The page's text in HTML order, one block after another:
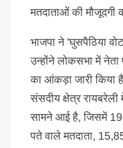
मतदाताओं की मौजूदगी
भाजपा ने 'घुसपैठिया
उन्होंने लोकसभा में नेता
का आंकड़ा जारी किया
संसदीय क्षेत्र
सामने आई है, जिसमें
पते वाले मतदाता,